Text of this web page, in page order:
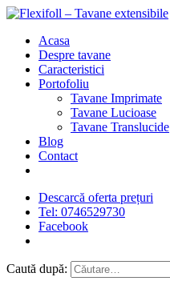
Acasa
Despre tavane
Caracteristici
Portofoliu
Tavane Imprimate
Tavane Lucioase
Tavane Translucide
Blog
Contact
Descarcă oferta prețuri
Tel: 0746529730
Facebook
Caută după: